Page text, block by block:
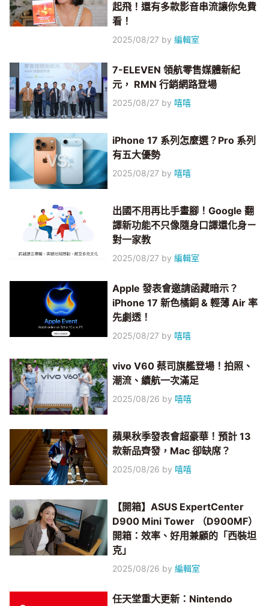
起飛！還有多款影音串流讓你免費
看！
2025/08/27 by編輯室
7-ELEVEN 領航零售媒體新紀
元， RMN 行銷網路登場
2025/08/27 by 嘻嘻
iPhone 17 系列怎麼選？Pro 系列
有五大優勢
2025/08/27 by 嘻嘻
出國不用再比手畫腳！Google 翻
譯新功能不只像隨身口譯還化身ㄧ
對一家教
2025/08/27 by編輯室
Apple 發表會邀請函藏暗示？
iPhone 17 新色橘銅 & 輕薄 Air 率
先劇透！
2025/08/27 by 嘻嘻
vivo V60 蔡司旗艦登場！拍照、
潮流、續航一次滿足
2025/08/26 by 嘻嘻
蘋果秋季發表會超豪華！預計 13
款新品齊發，Mac 卻缺席？
2025/08/26 by 嘻嘻
【開箱】ASUS ExpertCenter
D900 Mini Tower （D900MF）
開箱：效率、好用兼顧的「西裝坦
克」
2025/08/26 by編輯室
任天堂重大更新：Nintendo